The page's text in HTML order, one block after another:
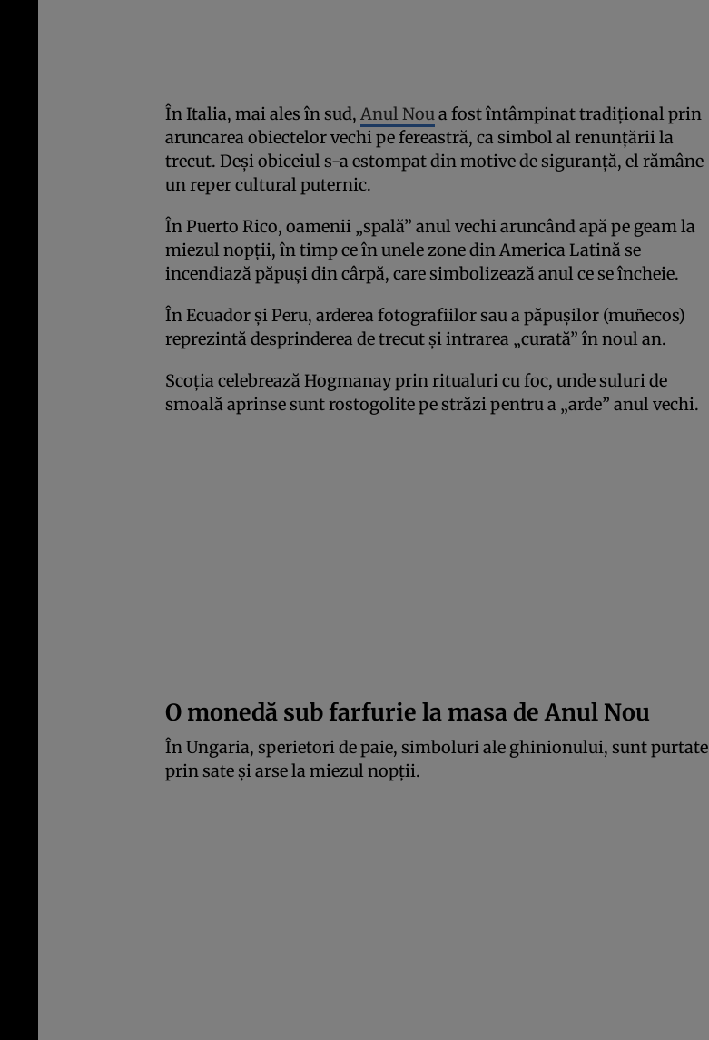
În Italia, mai ales în sud, Anul Noua fost întâmpinat tradițional prin
aruncarea obiectelor vechi pe fereastră, ca simbol al renunțării la
trecut. Deși obiceiul s-a estompat din motive de siguranță, el rămâne
un reper cultural puternic.
În Puerto Rico, oamenii „spală” anul vechi aruncând apă pe geam la
miezul nopții, în timp ce în unele zone din America Latină se
incendiază păpuși din cârpă, care simbolizează anul ce se încheie.
În Ecuador și Peru, arderea fotografiilor sau a păpușilor (muñecos)
reprezintă desprinderea de trecut și intrarea „curată” în noul an.
Scoția celebrează Hogmanay prin ritualuri cu foc, unde suluri de
smoală aprinse sunt rostogolite pe străzi pentru a „arde” anul vechi.
O monedă sub farfurie la masa de Anul Nou
În Ungaria, sperietori de paie, simboluri ale ghinionului, sunt purtate
prin sate și arse la miezul nopții.